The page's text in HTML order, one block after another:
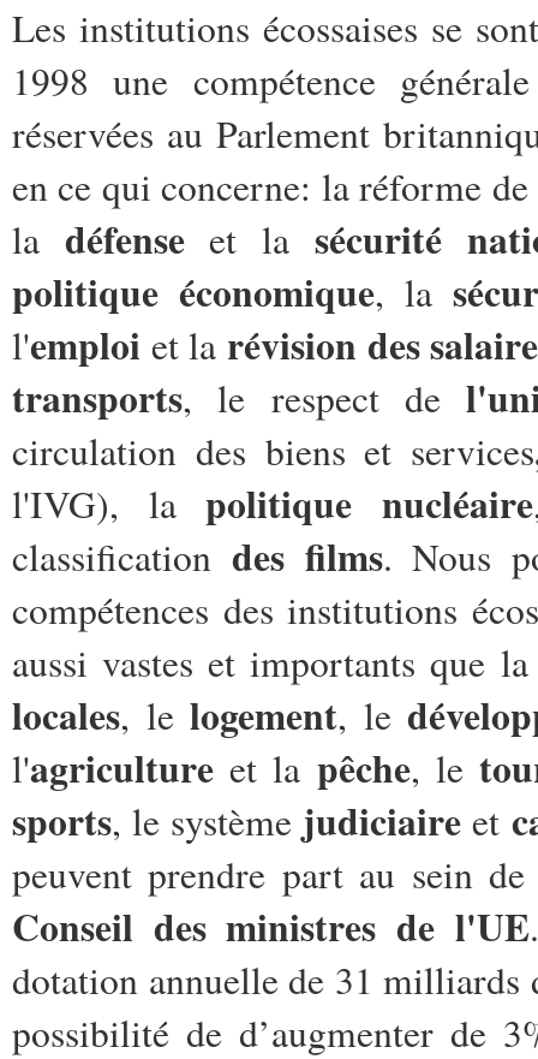
Les institutions écossaises se
1998 une compétence
réservées au Parlement
en ce qui concerne: la réforme
la défenseet la sécurité
politique économique, la
l'emploi et la révision des
transports, le respect de
circulation des biens et services
l'IVG), lapolitique nucléaire
classification des films. Nous
compétences des institutions
aussi vastes et importants que
locales, le logement, le
l'agriculture et la pêche, le
sports, le système judiciaire et
peuvent prendre part au sein
Conseil des ministres de l'UE
dotation annuelle de 31
possibilité de d’augmenter de